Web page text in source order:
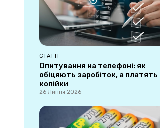
СТАТТІ
Опитування на телефоні: як
обіцяють заробіток, а платять
копійки
26 Липня 2026